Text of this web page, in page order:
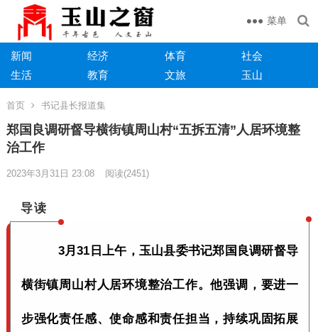
菜单
新闻 经济 体育
社会
生活
教育 文旅 玉山
首页 书记县长报道集
郑国良调研督导横街镇周山村“五拆五清”人居环境整
治工作
2023年3月31日 23:08 阅读(2451)
导读
3月31日上午，玉山县委书记郑国良调研督导
横街镇周山村人居环境整治工作。他强调，要进一
步强化责任感、使命感和责任担当，持续巩固拓展